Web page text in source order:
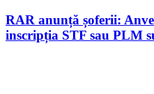
RAR anunță șoferii:
inscripția STF sau PLM